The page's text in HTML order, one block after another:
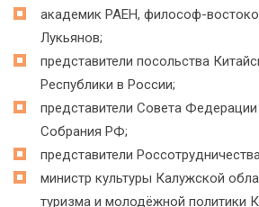
академик РАЕН, философ-
Лукьянов;
представители посольства
Республики в России;
представители Совета
Собрания РФ;
представители
министр культуры Калужской
туризма и молодёжной политики